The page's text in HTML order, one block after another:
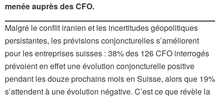
menée auprès des CFO.
Malgré le conflit iranien et les incertitudes géopolitiques
persistantes, les prévisions conjoncturelles s’améliorent
pour les entreprises suisses : 38% des 126 CFO interrogés
prévoient en effet une évolution conjoncturelle positive
pendant les douze prochains mois en Suisse, alors que 19%
s’attendent à une évolution négative. C’est ce que révèle la